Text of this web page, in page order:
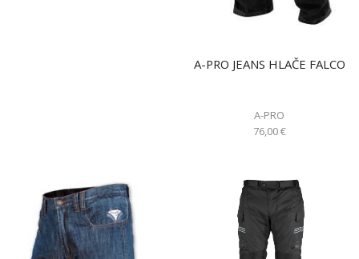
A-PRO JEANS HLAČE FALCO
A-PRO
76,00€